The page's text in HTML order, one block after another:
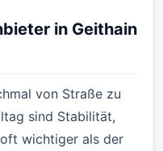
in Geithain
von Straße zu
sind Stabilität,
wichtiger als der